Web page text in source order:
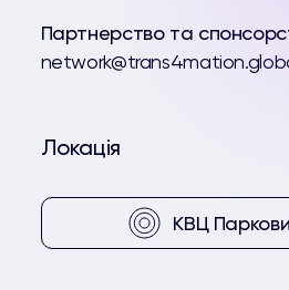
Партнерство та
Локація
КВЦ